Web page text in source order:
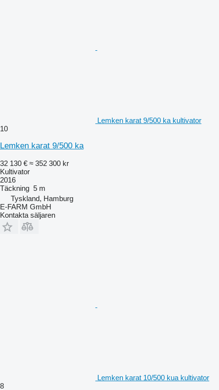
Lemken karat 9/500 ka kultivator
10
Lemken karat 9/500 ka
32 130 € ≈ 352 300 kr
Kultivator
2016
Täckning 5 m
Tyskland, Hamburg
E-FARM GmbH
Kontakta säljaren
Lemken karat 10/500 kua kultivator
8